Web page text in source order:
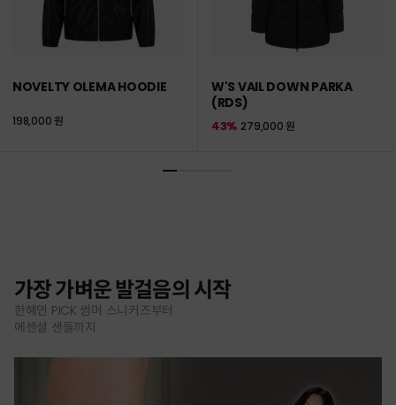
NOVELTY OLEMA HOODIE
198,000 원
W'S VAIL DOWN PARKA
(RDS)
279,000 원
43%
가장 가벼운 발걸음의 시작
한혜연 PICK 썸머 스니커즈부터
에센셜 샌들까지